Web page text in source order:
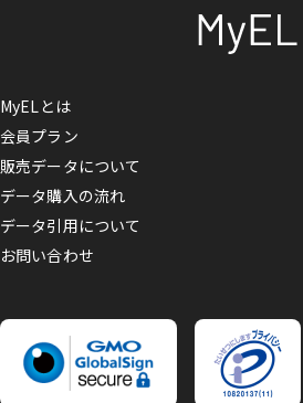
MyELとは
会員プラン
販売データについて
データ購入の流れ
データ引用について
お問い合わせ